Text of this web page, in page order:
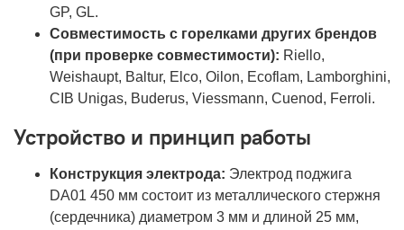
GP, GL.
Совместимость с горелками других брендов
(при проверке совместимости): Riello,
Weishaupt, Baltur, Elco, Oilon, Ecoflam, Lamborghini,
CIB Unigas, Buderus, Viessmann, Cuenod, Ferroli.
Устройство и принцип работы
Конструкция электрода: Электрод поджига
DA01 450 мм состоит из металлического стержня
(сердечника) диаметром 3 мм и длиной 25 мм,